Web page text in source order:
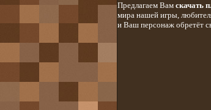
Предлагаем Вам скачать
мира нашей игры,
и Ваш персонаж обретёт